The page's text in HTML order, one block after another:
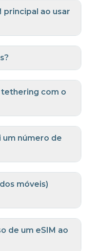
principal ao usar
com o
um número de
móveis)
de um eSIM ao